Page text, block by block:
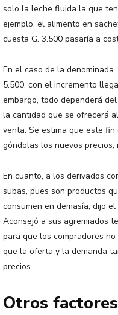
solo la leche fluida la que
ejemplo, el alimento en
cuesta G. 3.500 pasaría a
En el caso de la denominada
5.500, con el incremento
embargo, todo dependerá
la cantidad que se ofrecerá
venta. Se estima que este
góndolas los nuevos precios,
En cuanto, a los derivados
subas, pues son productos
consumen en demasía, dijo
Aconsejó a sus agremiados
para que los compradores
que la oferta y la demanda
precios.
Otros